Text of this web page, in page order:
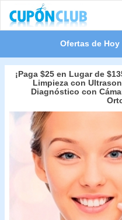
Ofertas de Hoy
¡Paga $25 en Lugar de
Limpieza con
Diagnóstico con